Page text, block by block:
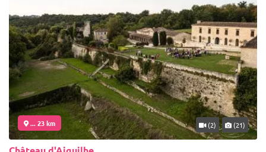
... 23 km (2) (21)